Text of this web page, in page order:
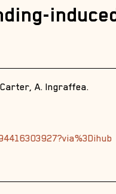
Carter, A. Ingraffea.